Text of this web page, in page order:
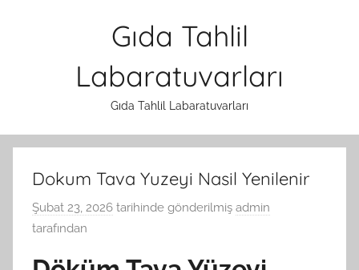
Gıda Tahlil
Labaratuvarları
Gıda Tahlil Labaratuvarları
Dokum Tava Yuzeyi Nasil Yenilenir
Şubat 23, 2026 tarihinde gönderilmiş admin
tarafından